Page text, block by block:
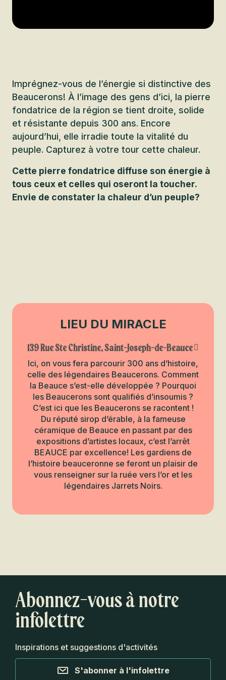
Imprégnez-vous de l’énergie si distinctive des
Beaucerons! À l’image des gens d’ici, la pierre
fondatrice de la région se tient droite, solide
et résistante depuis 300 ans. Encore
aujourd’hui, elle irradie toute la vitalité du
peuple. Capturez à votre tour cette chaleur.
Cette pierre fondatrice diffuse son énergie à
tous ceux et celles qui oseront la toucher.
Envie de constater la chaleur d’un peuple?
LIEU DU MIRACLE
139 Rue Ste Christine, Saint-Joseph-de-Beauce
Ici, on vous fera parcourir 300 ans d’histoire,
celle des légendaires Beaucerons. Comment
la Beauce s’est-elle développée ? Pourquoi
les Beaucerons sont qualifiés d’insoumis ?
C’est ici que les Beaucerons se racontent !
Du réputé sirop d’érable, à la fameuse
céramique de Beauce en passant par des
expositions d’artistes locaux, c’est l’arrêt
BEAUCE par excellence! Les gardiens de
l’histoire beauceronne se feront un plaisir de
vous renseigner sur la ruée vers l’or et les
légendaires Jarrets Noirs.
Beauceron
Abonnez-vous à notre
infolettre
Inspirations et suggestions d'activités
S'abonner à l'infolettre